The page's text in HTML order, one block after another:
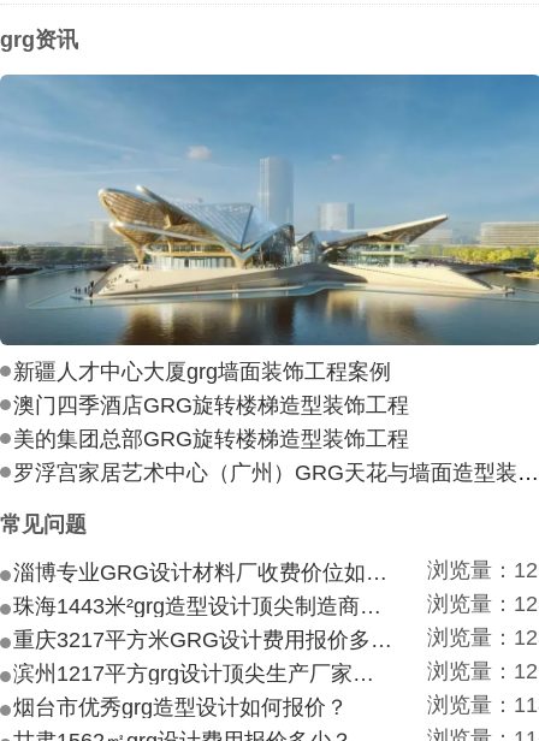
grg资讯
新疆人才中心大厦grg墙面装饰工程案例
澳门四季酒店GRG旋转楼梯造型装饰工程
美的集团总部GRG旋转楼梯造型装饰工程
罗浮宫家居艺术中心（广州）GRG天花与墙面造型装饰工程
常见问题
淄博专业GRG设计材料厂收费价位如何？
浏览量：
珠海1443米²grg造型设计顶尖制造商付费付费多少？
浏览量：
重庆3217平方米GRG设计费用报价多少？
浏览量：
滨州1217平方grg设计顶尖生产厂家价目如何？
浏览量：
烟台市优秀grg造型设计如何报价？
浏览量：